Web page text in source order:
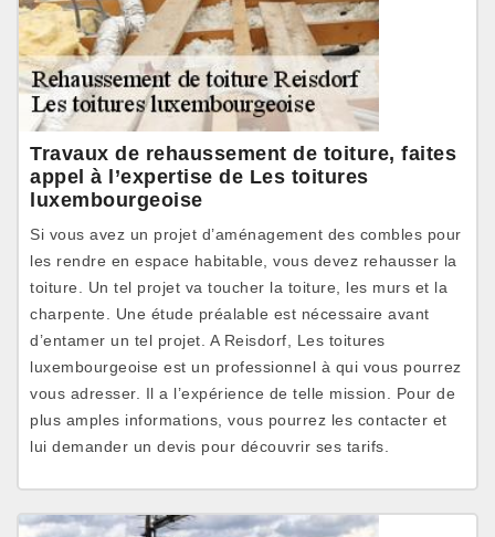
Travaux de rehaussement de toiture, faites
appel à l’expertise de Les toitures
luxembourgeoise
Si vous avez un projet d’aménagement des combles pour
les rendre en espace habitable, vous devez rehausser la
toiture. Un tel projet va toucher la toiture, les murs et la
charpente. Une étude préalable est nécessaire avant
d’entamer un tel projet. A Reisdorf, Les toitures
luxembourgeoise est un professionnel à qui vous pourrez
vous adresser. Il a l’expérience de telle mission. Pour de
plus amples informations, vous pourrez les contacter et
lui demander un devis pour découvrir ses tarifs.